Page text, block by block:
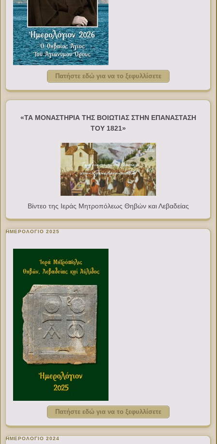
Πατήστε εδώ για να το ξεφυλλίσετε
«ΤΑ ΜΟΝΑΣΤΗΡΙΑ ΤΗΣ ΒΟΙΩΤΙΑΣ ΣΤΗΝ ΕΠΑΝΑΣΤΑΣΗ
ΤΟΥ 1821»
Βίντεο της Ιεράς Μητροπόλεως Θηβών και Λεβαδείας
ΗΜΕΡΟΛΟΓΙΟ 2025
Πατήστε εδώ για να το ξεφυλλίσετε
ΗΜΕΡΟΛΟΓΙΟ 2024